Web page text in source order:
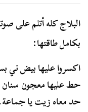
البلاج كله أتلم على
بكامل طاقتها:
اكسروا عليها بيض ني
حط عليها معجون سنان
حد معاه زيت يا جماعة.